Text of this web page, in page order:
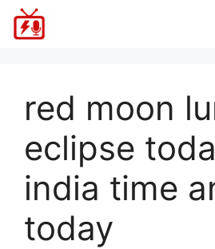
Skip
red moon
eclipse
india time
today